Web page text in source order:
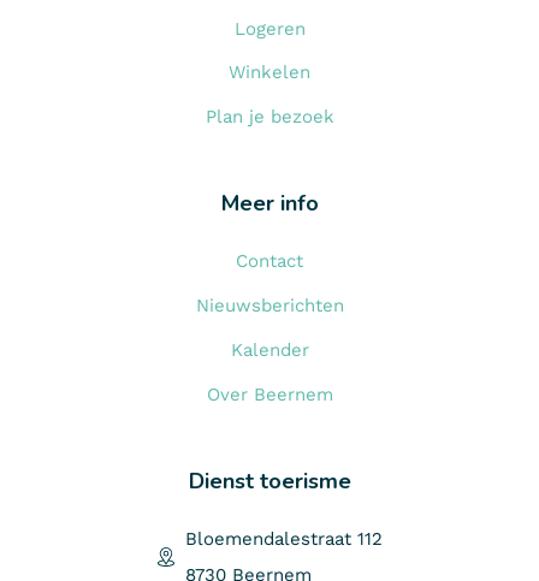
Logeren
Winkelen
Plan je bezoek
Meer info
Contact
Nieuwsberichten
Kalender
Over Beernem
Dienst toerisme
Bloemendalestraat 112
8730 Beernem